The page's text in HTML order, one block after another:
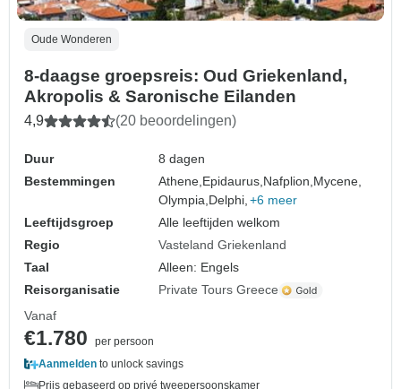
Oude Wonderen
8-daagse groepsreis: Oud Griekenland,
Akropolis & Saronische Eilanden
4,9 (20 beoordelingen)
Duur
8 dagen
Bestemmingen
Athene, Epidaurus, Nafplion, Mycene,
Olympia, Delphi, +6 meer
Leeftijdsgroep
Alle leeftijden welkom
Regio
Vasteland Griekenland
Taal
Alleen: Engels
Reisorganisatie
Private Tours Greece
Vanaf
€1.780
per persoon
Aanmelden to unlock savings
Prijs gebaseerd op privé tweepersoonskamer